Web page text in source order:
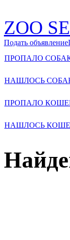
ZOO
Подать объявление
ПРОПАЛО
НАШЛОСЬ
ПРОПАЛО
НАШЛОСЬ